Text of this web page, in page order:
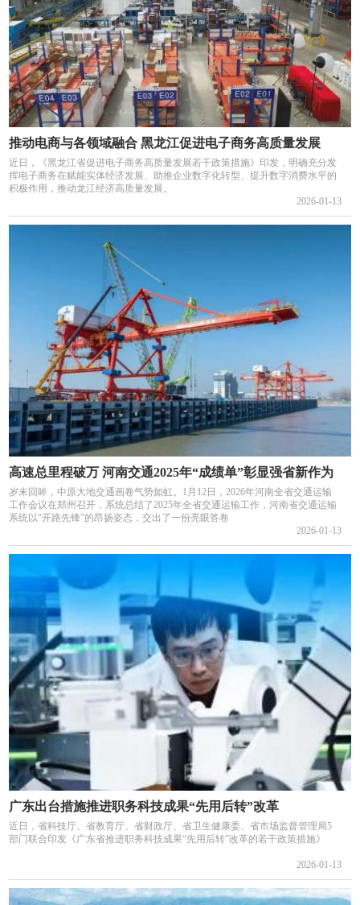
推动电商与各领域融合 黑龙江促进电子商务高质量发展
近日，《黑龙江省促进电子商务高质量发展若干政策措施》印发，明确充分发
挥电子商务在赋能实体经济发展、助推企业数字化转型、提升数字消费水平的
积极作用，推动龙江经济高质量发展。
2026-01-13
高速总里程破万 河南交通2025年“成绩单”彰显强省新作为
岁末回眸，中原大地交通画卷气势如虹。1月12日，2026年河南全省交通运输
工作会议在郑州召开，系统总结了2025年全省交通运输工作，河南省交通运输
系统以“开路先锋”的昂扬姿态，交出了一份亮眼答卷
2026-01-13
广东出台措施推进职务科技成果“先用后转”改革
近日，省科技厅、省教育厅、省财政厅、省卫生健康委、省市场监督管理局5
部门联合印发《广东省推进职务科技成果“先用后转”改革的若干政策措施》
2026-01-13